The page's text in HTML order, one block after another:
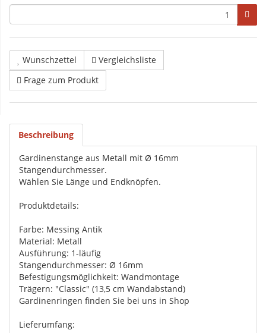
Wunschzettel
Vergleichsliste
Frage zum Produkt
Beschreibung
Gardinenstange aus Metall mit Ø 16mm
Stangendurchmesser.
Wählen Sie Länge und Endknöpfen.
Produktdetails:
Farbe: Messing Antik
Material: Metall
Ausführung: 1-läufig
Stangendurchmesser: Ø 16mm
Befestigungsmöglichkeit: Wandmontage
Trägern: "Classic" (13,5 cm Wandabstand)
Gardinenringen finden Sie bei uns in Shop
Lieferumfang: